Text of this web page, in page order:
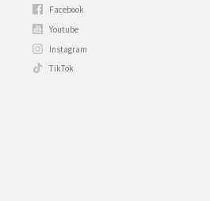
Facebook
Youtube
Instagram
TikTok